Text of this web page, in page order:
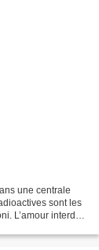
une centrale
sont les
L’amour interdit